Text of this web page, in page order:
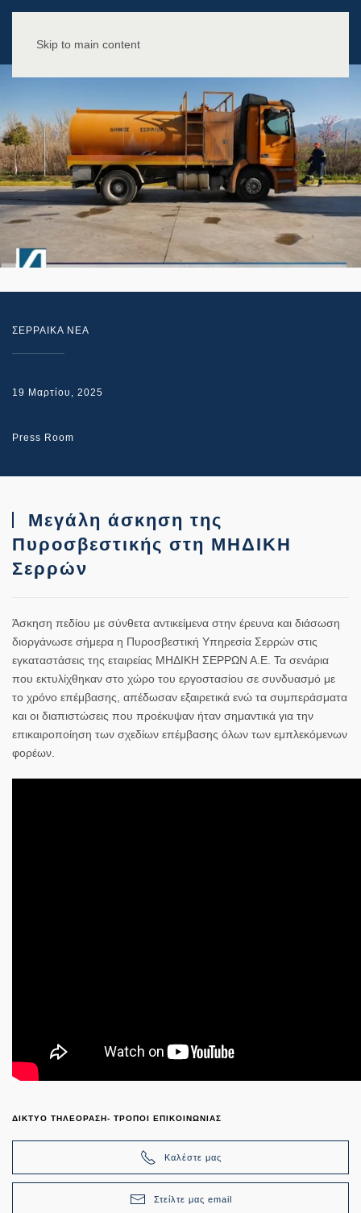
Skip to main content
ΣΕΡΡΑΙΚΑ ΝΕΑ
19 Μαρτίου, 2025
Press Room
Μεγάλη άσκηση της
Πυροσβεστικής στη ΜΗΔΙΚΗ
Σερρών
Άσκηση πεδίου με σύνθετα αντικείμενα στην έρευνα και διάσωση
διοργάνωσε σήμερα η Πυροσβεστική Υπηρεσία Σερρών στις
εγκαταστάσεις της εταιρείας ΜΗΔΙΚΗ ΣΕΡΡΩΝ Α.Ε. Τα σενάρια
που εκτυλίχθηκαν στο χώρο του εργοστασίου σε συνδυασμό με
το χρόνο επέμβασης, απέδωσαν εξαιρετικά ενώ τα συμπεράσματα
και οι διαπιστώσεις που προέκυψαν ήταν σημαντικά για την
επικαιροποίηση των σχεδίων επέμβασης όλων των εμπλεκόμενων
φορέων.
ΔΙΚΤΥΟ ΤΗΛΕΟΡΑΣΗ- ΤΡΟΠΟΙ ΕΠΙΚΟΙΝΩΝΙΑΣ
Καλέστε μας
Στείλτε μας email